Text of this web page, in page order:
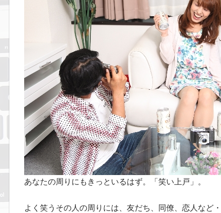
あなたの周りにもきっといるはず。「笑い上戸」。
よく笑うその人の周りには、友だち、同僚、恋人など